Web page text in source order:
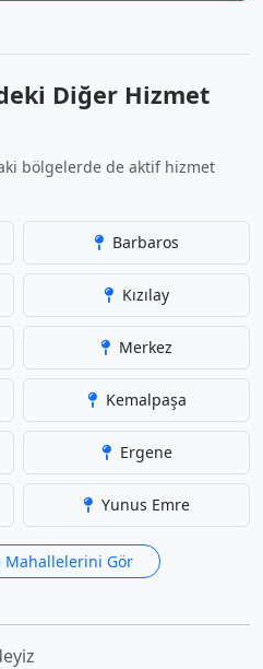
Diğer Hizmet
bölgelerde de aktif hizmet
Barbaros
Kızılay
Merkez
Kemalpaşa
Ergene
Yunus Emre
Mahallelerini Gör